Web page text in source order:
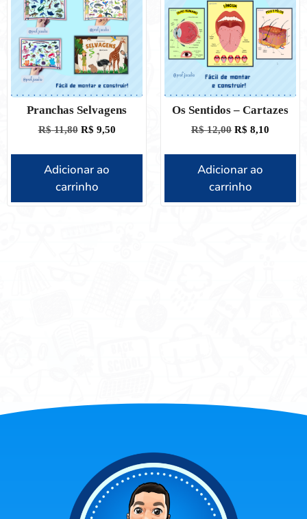
Pranchas Selvagens
R$11,80 R$ 9,50
Adicionar ao
carrinho
Os Sentidos – Cartazes
R$12,00 R$ 8,10
Adicionar ao
carrinho